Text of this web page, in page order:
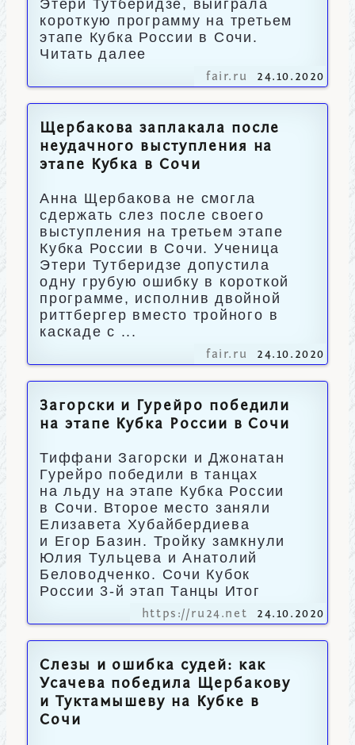
Этери Тутберидзе, выиграла
короткую программу на третьем
этапе Кубка России в Сочи.
Читать далее
fair.ru 24.10.2020
Щербакова заплакала после
неудачного выступления на
этапе Кубка в Сочи
Анна Щербакова не смогла
сдержать слез после своего
выступления на третьем этапе
Кубка России в Сочи. Ученица
Этери Тутберидзе допустила
одну грубую ошибку в короткой
программе, исполнив двойной
риттбергер вместо тройного в
каскаде с ...
fair.ru 24.10.2020
Загорски и Гурейро победили
на этапе Кубка России в Сочи
Тиффани Загорски и Джонатан
Гурейро победили в танцах
на льду на этапе Кубка России
в Сочи. Второе место заняли
Елизавета Хубайбердиева
и Егор Базин. Тройку замкнули
Юлия Тульцева и Анатолий
Беловодченко. Сочи Кубок
России 3-й этап Танцы Итог
https://ru24.net 24.10.2020
Слезы и ошибка судей: как
Усачева победила Щербакову
и Туктамышеву на Кубке в
Сочи